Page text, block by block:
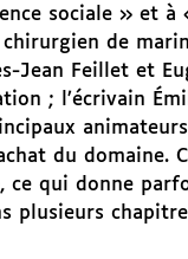
sociale » et
de
Jean Feillet et
; l’écrivain
du domaine.
ce qui donne
plusieurs